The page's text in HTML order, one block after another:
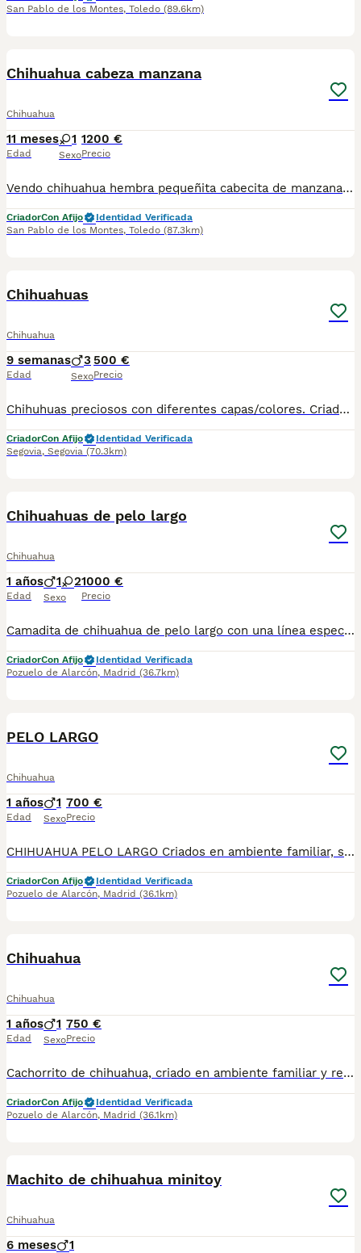
San Pablo de los Montes, Toledo (89.6km)
Chihuahua cabeza manzana
Chihuahua
11 meses
Edad
1
Sexo
1200 €
Precio
Vendo chihuahua hembra pequeñita cabecita de manzana. Disponible para reservar. Se entregaría a partir de los 2 meses de edad con 2 vacunas, 2 desparasitaciones y la inscripción del pedigree de la R.S.C.E con afijo de los Montes de Castilla. Más información por teléfono o whatsapp al 649305707
CriadorCon Afijo
Identidad Verificada
San Pablo de los Montes, Toledo (87.3km)
Chihuahuas
Chihuahua
9 semanas
Edad
3
Sexo
500 €
Precio
Chihuhuas preciosos con diferentes capas/colores. Criados en un ambiente responsable y familiar con mucho cariño. Perritos sociables que se pueden ver sin compromiso en nuestro centro de entrega. Tenemos núcleo zoológico propio y más de 15 años de experiencia en cría y selección. Escríbenos para más información 650132470/677031944
CriadorCon Afijo
Identidad Verificada
Segovia, Segovia (70.3km)
Chihuahuas de pelo largo
Chihuahua
1 años
Edad
1 2
Sexo
1000 €
Precio
Camadita de chihuahua de pelo largo con una línea espectacular, pequeñitos cortitos y muy chatos, muy exclusivos
CriadorCon Afijo
Identidad Verificada
Pozuelo de Alarcón, Madrid (36.7km)
PELO LARGO
Chihuahua
1 años
Edad
1
Sexo
700 €
Precio
CHIHUAHUA PELO LARGO Criados en ambiente familiar, super cariñosos. Se entregan vacunados, desparasitados, pasaporte, chip y contrato de garantía, 649916860
CriadorCon Afijo
Identidad Verificada
Pozuelo de Alarcón, Madrid (36.1km)
Chihuahua
Chihuahua
1 años
Edad
1
Sexo
750 €
Precio
Cachorrito de chihuahua, criado en ambiente familiar y realizando una cría responsable. Criado con pienso de primera calidad, revisiones veterinaria, vacunados, desparasitado. pasaporte y chip y contrato de garantía. https://www.aguasdelcuenco.es Telefono: Alex 649916860
CriadorCon Afijo
Identidad Verificada
Pozuelo de Alarcón, Madrid (36.1km)
Machito de chihuahua minitoy
Chihuahua
6 meses 1